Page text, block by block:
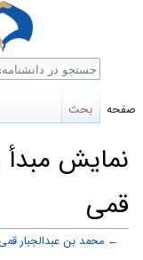
نمایش مبدأ
قمى
←محمد بن عبدالجبار قمى
صفحه بحث
جستجو